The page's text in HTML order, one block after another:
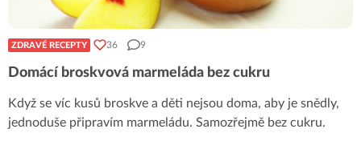
ZDRAVÉ RECEPTY 36 9
Domácí broskvová marmeláda bez cukru
Když se víc kusů broskve a děti nejsou doma, aby je snědly,
jednoduše připravím marmeládu. Samozřejmě bez cukru.